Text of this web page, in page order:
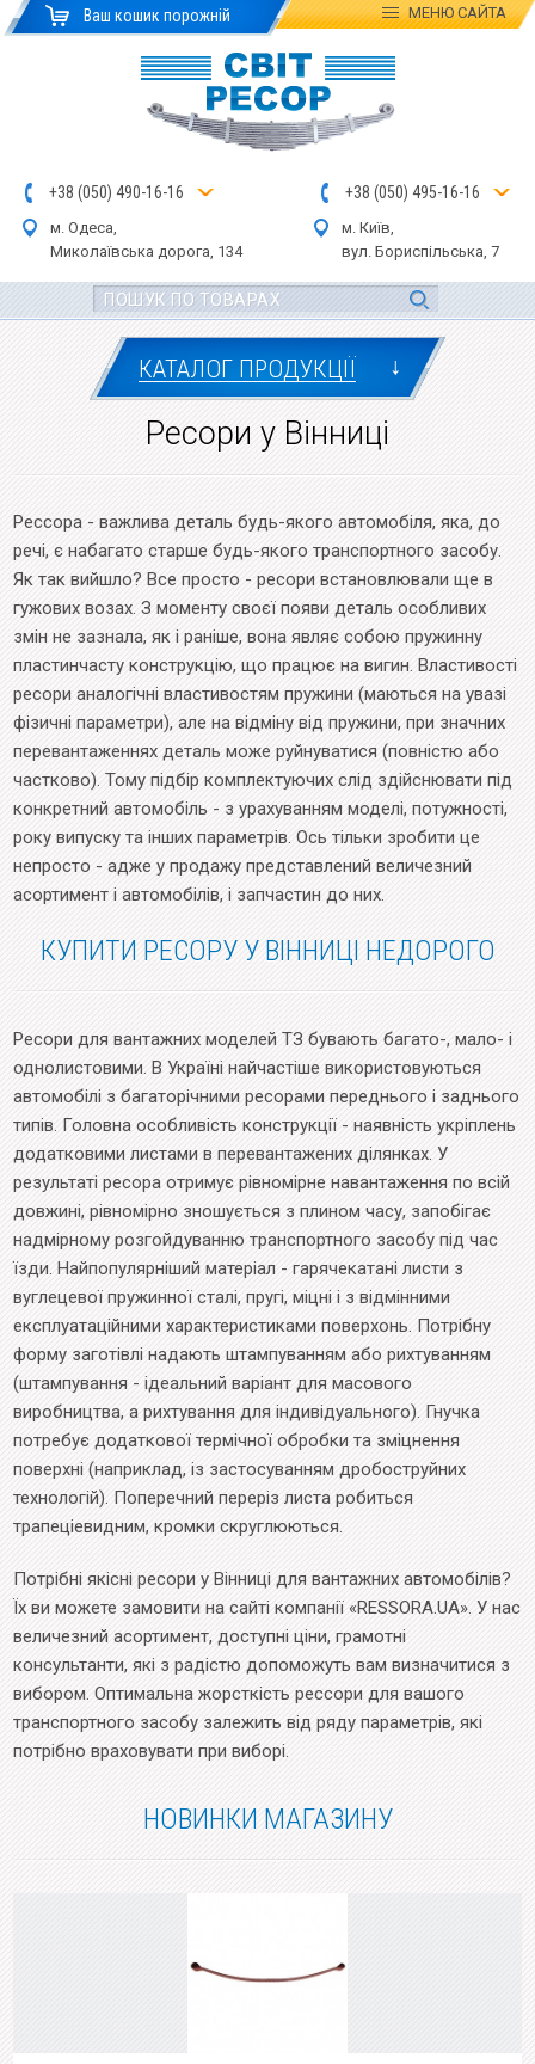
Ваш кошик порожній МЕНЮСАЙТА
+38 (050) 490-16-16
м. Одеса,
Миколаївська дорога, 134
+38 (050) 495-16-16
м. Київ,
вул. Бориспільська, 7
КАТАЛОГ ПРОДУКЦІЇ ↓
Ресори у Вінниці
Рессора - важлива деталь будь-якого автомобіля, яка, до
речі, є набагато старше будь-якого транспортного засобу.
Як так вийшло? Все просто - ресори встановлювали ще в
гужових возах. З моменту своєї появи деталь особливих
змін не зазнала, як і раніше, вона являє собою пружинну
пластинчасту конструкцію, що працює на вигин. Властивості
ресори аналогічні властивостям пружини (маються на увазі
фізичні параметри), але на відміну від пружини, при значних
перевантаженнях деталь може руйнуватися (повністю або
частково). Тому підбір комплектуючих слід здійснювати під
конкретний автомобіль - з урахуванням моделі, потужності,
року випуску та інших параметрів. Ось тільки зробити це
непросто - адже у продажу представлений величезний
асортимент і автомобілів, і запчастин до них.
КУПИТИ РЕСОРУ У ВІННИЦІ НЕДОРОГО
Ресори для вантажних моделей ТЗ бувають багато-, мало- і
однолистовими. В Україні найчастіше використовуються
автомобілі з багаторічними ресорами переднього і заднього
типів. Головна особливість конструкції - наявність укріплень
додатковими листами в перевантажених ділянках. У
результаті ресора отримує рівномірне навантаження по всій
довжині, рівномірно зношується з плином часу, запобігає
надмірному розгойдуванню транспортного засобу під час
їзди. Найпопулярніший матеріал - гарячекатані листи з
вуглецевої пружинної сталі, пругі, міцні і з відмінними
експлуатаційними характеристиками поверхонь. Потрібну
форму заготівлі надають штампуванням або рихтуванням
(штампування - ідеальний варіант для масового
виробництва, а рихтування для індивідуального). Гнучка
потребує додаткової термічної обробки та зміцнення
поверхні (наприклад, із застосуванням дробоструйних
технологій). Поперечний переріз листа робиться
трапеціевидним, кромки скруглюються.
Потрібні якісні ресори у Вінниці для вантажних автомобілів?
Їх ви можете замовити на сайті компанії «RESSORA.UA». У нас
величезний асортимент, доступні ціни, грамотні
консультанти, які з радістю допоможуть вам визначитися з
вибором. Оптимальна жорсткість рессори для вашого
транспортного засобу залежить від ряду параметрів, які
потрібно враховувати при виборі.
НОВИНКИ МАГАЗИНУ